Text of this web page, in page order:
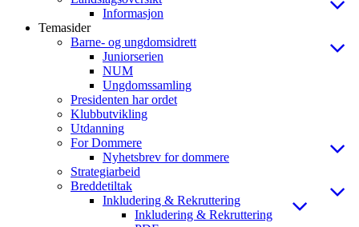
Informasjon
Temasider
Barne- og ungdomsidrett
Juniorserien
NUM
Ungdomssamling
Presidenten har ordet
Klubbutvikling
Utdanning
For Dommere
Nyhetsbrev for dommere
Strategiarbeid
Breddetiltak
Inkludering & Rekruttering
Inkludering & Rekruttering